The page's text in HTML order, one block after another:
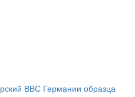
ВВС Германии образца